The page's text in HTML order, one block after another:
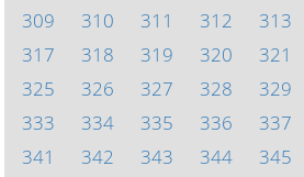
309
310 311 312 313
317
318 319 320 321
325
326 327 328 329
333
334 335 336 337
341
342 343 344 345